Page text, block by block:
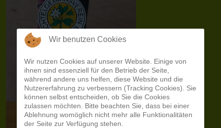
Wir benutzen Cookies
Wir nutzen Cookies auf unserer Website. Einige von
ihnen sind essenziell für den Betrieb der Seite,
während andere uns helfen, diese Website und die
Nutzererfahrung zu verbessern (Tracking Cookies). Sie
können selbst entscheiden, ob Sie die Cookies
zulassen möchten. Bitte beachten Sie, dass bei einer
Ablehnung womöglich nicht mehr alle Funktionalitäten
der Seite zur Verfügung stehen.